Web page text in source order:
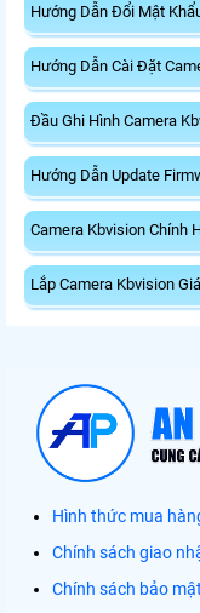
Hướng Dẫn Đổi Mật
Hướng Dẫn Cài Đặt
Đầu Ghi Hình Camera
Hướng Dẫn Update
Camera Kbvision Chính
Lắp Camera Kbvision
Hình thức mua
Chính sách giao
Chính sách bảo mật